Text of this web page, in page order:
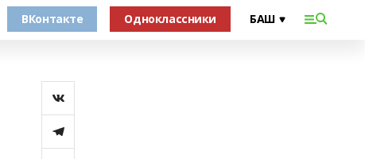
ВКонтакте Одноклассники